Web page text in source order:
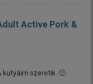
Active Pork &
kutyáim szeretik. 🙂